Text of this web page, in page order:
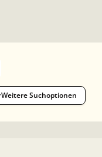
Weitere Suchoptionen